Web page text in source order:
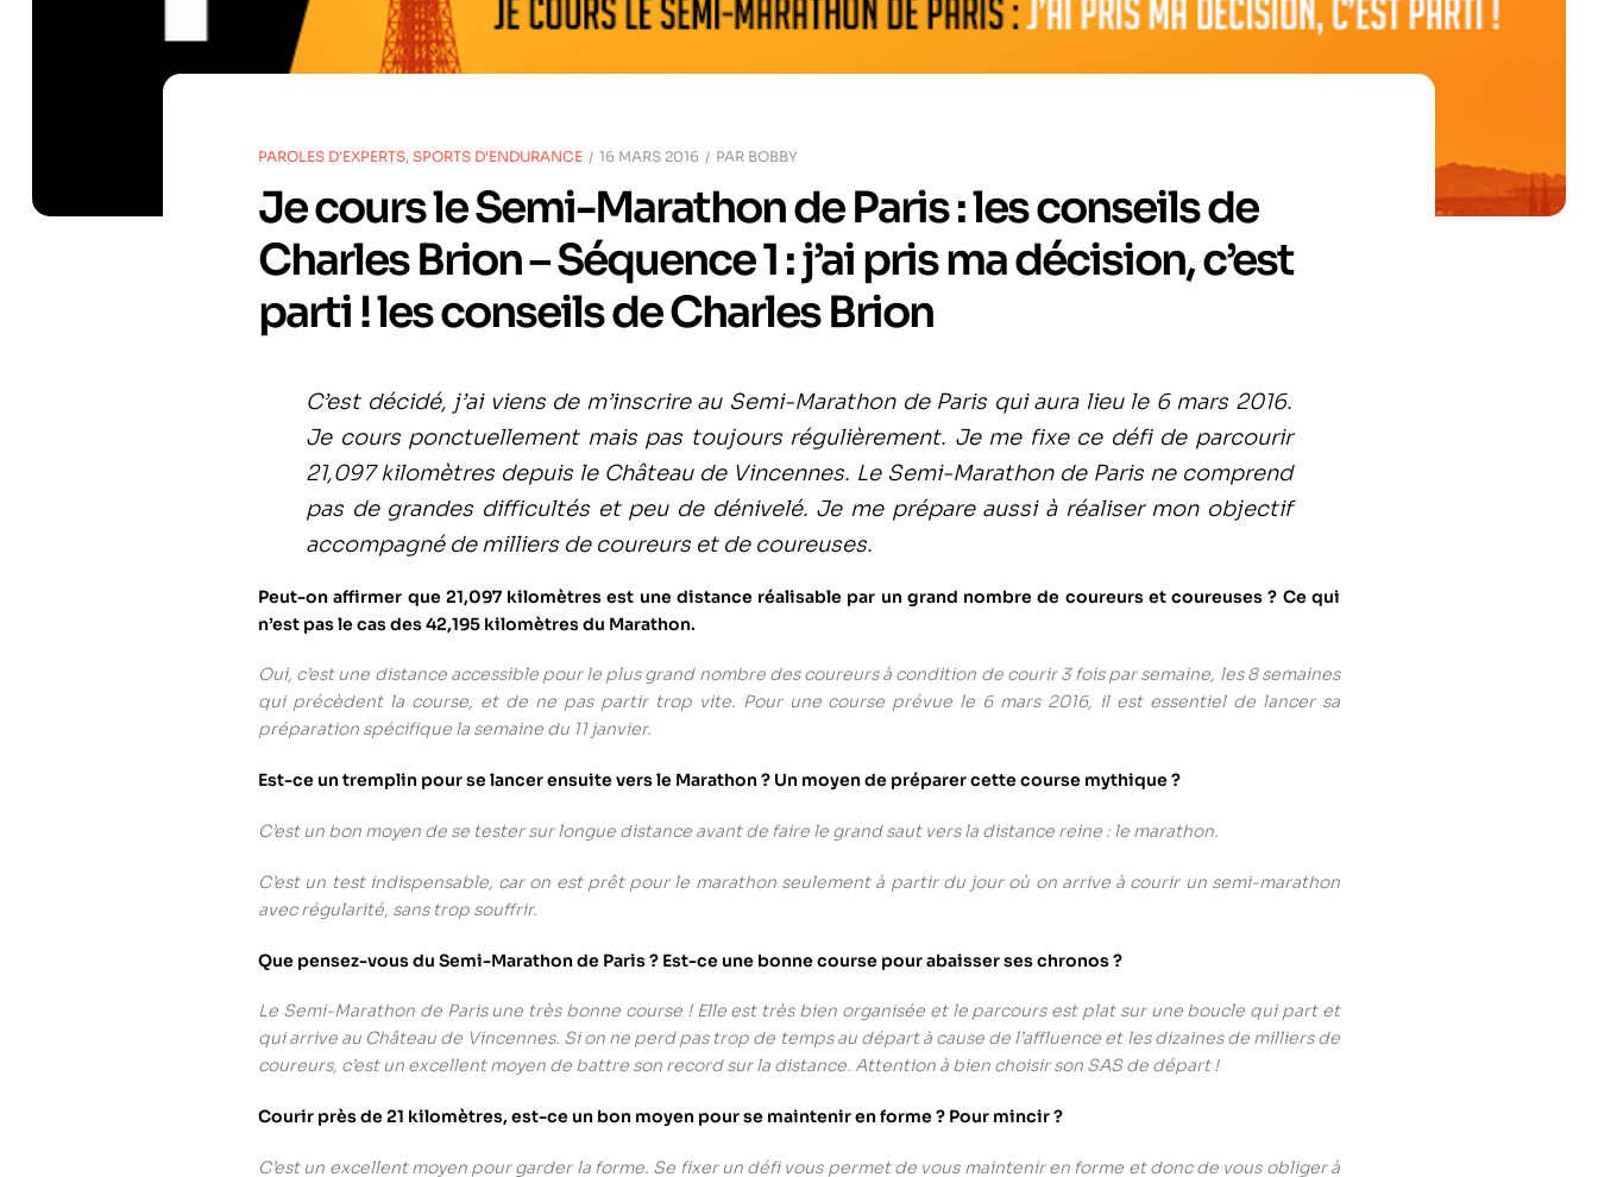
PAROLES D'EXPERTS, SPORTS D'ENDURANCE 16 MARS 2016 PAR BOBBY
Je cours le Semi-Marathon de Paris : les conseils de
Charles Brion – Séquence 1 : j’ai pris ma décision, c’est
parti ! les conseils de Charles Brion
C’est décidé, j’ai viens de m’inscrire au Semi-Marathon de Paris qui aura lieu le 6 mars 2016.
Je cours ponctuellement mais pas toujours régulièrement. Je me fixe ce défi de parcourir
21,097 kilomètres depuis le Château de Vincennes. Le Semi-Marathon de Paris ne comprend
pas de grandes difficultés et peu de dénivelé. Je me prépare aussi à réaliser mon objectif
accompagné de milliers de coureurs et de coureuses.
Peut-on affirmer que 21,097 kilomètres est une distance réalisable par un grand nombre de coureurs et coureuses ? Ce qui
n’est pas le cas des 42,195 kilomètres du Marathon.
Oui, c’est une distance accessible pour le plus grand nombre des coureurs à condition de courir 3 fois par semaine, les 8 semaines
qui précèdent la course, et de ne pas partir trop vite. Pour une course prévue le 6 mars 2016, il est essentiel de lancer sa
préparation spécifique la semaine du 11 janvier.
Est-ce un tremplin pour se lancer ensuite vers le Marathon ? Un moyen de préparer cette course mythique ?
C’est un bon moyen de se tester sur longue distance avant de faire le grand saut vers la distance reine : le marathon.
C’est un test indispensable, car on est prêt pour le marathon seulement à partir du jour où on arrive à courir un semi-marathon
avec régularité, sans trop souffrir.
Que pensez-vous du Semi-Marathon de Paris ? Est-ce une bonne course pour abaisser ses chronos ?
Le Semi-Marathon de Paris une très bonne course ! Elle est très bien organisée et le parcours est plat sur une boucle qui part et
qui arrive au Château de Vincennes. Si on ne perd pas trop de temps au départ à cause de l’affluence et les dizaines de milliers de
coureurs, c’est un excellent moyen de battre son record sur la distance. Attention à bien choisir son SAS de départ !
Courir près de 21 kilomètres, est-ce un bon moyen pour se maintenir en forme ? Pour mincir ?
C’est un excellent moyen pour garder la forme. Se fixer un défi vous permet de vous maintenir en forme et donc de vous obliger à